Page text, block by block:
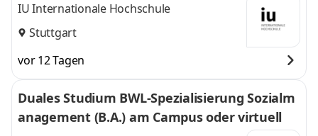
IU Internationale Hochschule
Stuttgart
vor 12 Tagen
Duales Studium BWL-Spezialisierung Sozialm
anagement (B.A.) am Campus oder virtuell